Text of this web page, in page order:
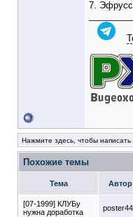
7.
Нажмите здесь, чтобы
Похожие темы
Тема Автор
[07-1999] КЛУБу
нужна доработка